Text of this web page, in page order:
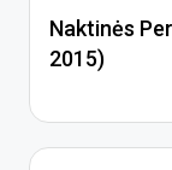
Naktinės
2015)